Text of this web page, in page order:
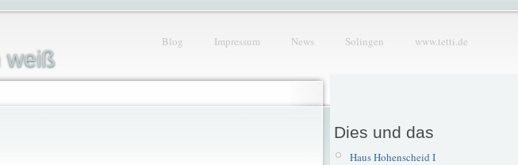
weiß
Blog Impressum News Solingen www.tetti.de
Dies und das
Haus Hohenscheid I